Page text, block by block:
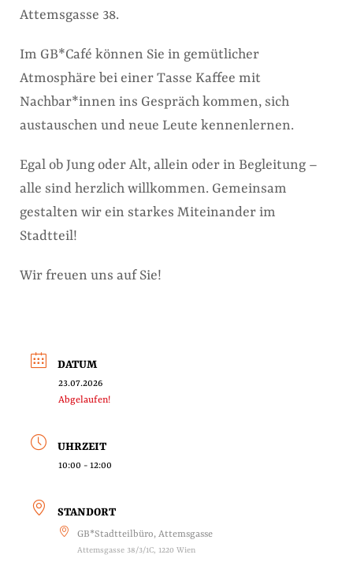
Attemsgasse 38.
Im GB*Café können Sie in gemütlicher
Atmosphäre bei einer Tasse Kaffee mit
Nachbar*innen ins Gespräch kommen, sich
austauschen und neue Leute kennenlernen.
Egal ob Jung oder Alt, allein oder in Begleitung –
alle sind herzlich willkommen. Gemeinsam
gestalten wir ein starkes Miteinander im
Stadtteil!
Wir freuen uns auf Sie!
DATUM
23.07.2026
Abgelaufen!
UHRZEIT
10:00 - 12:00
STANDORT
GB*Stadtteilbüro, Attemsgasse
Attemsgasse 38/3/1C, 1220 Wien